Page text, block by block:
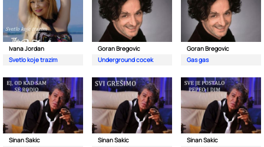
Ivana Jordan
Svetlo koje trazim
Goran Bregovic
Underground cocek
Goran Bregovic
Gas gas
Sinan Sakic
Sinan Sakic
Sinan Sakic